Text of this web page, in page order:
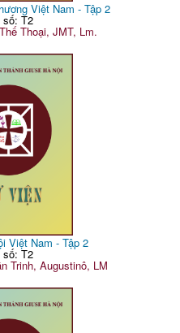
Việt Nam - Tập 2
số: T2
Thoại, JMT, Lm.
Việt Nam - Tập 2
số: T2
Trinh, Augustinô, LM